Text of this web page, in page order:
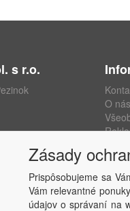
s r.o.
O nás
Zásady
Prispôsobujeme sa
Vám relevantné
údajov o správaní na